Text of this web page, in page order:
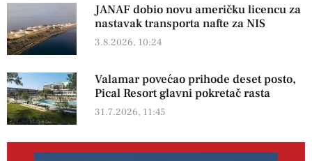
JANAF dobio novu američku licencu za
nastavak transporta nafte za NIS
3.8.2026, 10:24
Valamar povećao prihode deset posto,
Pical Resort glavni pokretač rasta
31.7.2026, 11:45